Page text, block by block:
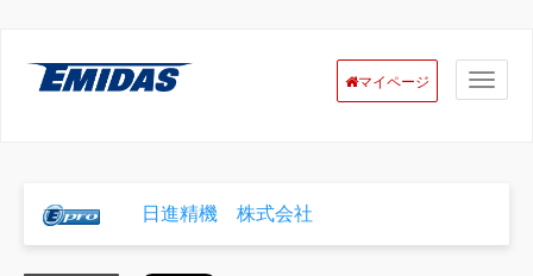
マイページ
日進精機 株式会社